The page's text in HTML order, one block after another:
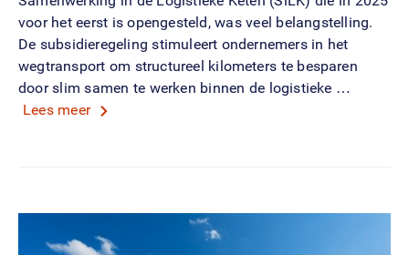
voor het eerst is opengesteld, was veel belangstelling.
De subsidieregeling stimuleert ondernemers in het
wegtransport om structureel kilometers te besparen
door slim samen te werken binnen de logistieke …
Lees meer